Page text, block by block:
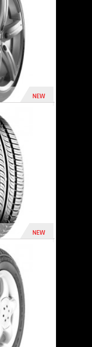
NEW
1 771 Dhs
NEW
458 Dhs